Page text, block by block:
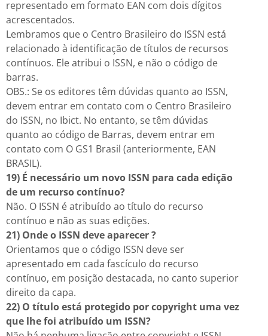
representado em formato EAN com dois dígitos
acrescentados.
Lembramos que o Centro Brasileiro do ISSN está
relacionado à identificação de títulos de recursos
contínuos. Ele atribui o ISSN, e não o código de
barras.
OBS.: Se os editores têm dúvidas quanto ao ISSN,
devem entrar em contato com o Centro Brasileiro
do ISSN, no Ibict. No entanto, se têm dúvidas
quanto ao código de Barras, devem entrar em
contato com O GS1 Brasil (anteriormente, EAN
BRASIL).
19) É necessário um novo ISSN para cada edição
de um recurso contínuo?
Não. O ISSN é atribuído ao título do recurso
contínuo e não as suas edições.
21) Onde o ISSN deve aparecer ?
Orientamos que o código ISSN deve ser
apresentado em cada fascículo do recurso
contínuo, em posição destacada, no canto superior
direito da capa.
22) O título está protegido por copyright uma vez
que lhe foi atribuído um ISSN?